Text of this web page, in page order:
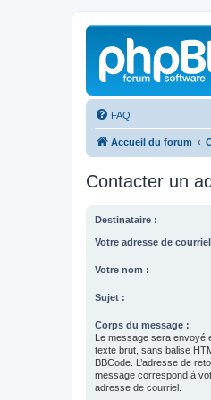
FAQ
Accueil du forum
Contacter un
Destinataire :
Votre adresse de
Votre nom :
Sujet :
Corps du message :
Le message sera envoyé
texte brut, sans balise
BBCode. L’adresse de
message correspond à
adresse de courriel.